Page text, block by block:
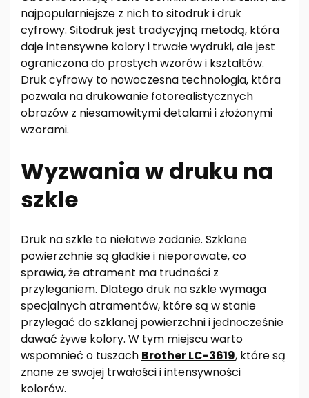
najpopularniejsze z nich to sitodruk i druk
cyfrowy. Sitodruk jest tradycyjną metodą, która
daje intensywne kolory i trwałe wydruki, ale jest
ograniczona do prostych wzorów i kształtów.
Druk cyfrowy to nowoczesna technologia, która
pozwala na drukowanie fotorealistycznych
obrazów z niesamowitymi detalami i złożonymi
wzorami.
Wyzwania w druku na
szkle
Druk na szkle to niełatwe zadanie. Szklane
powierzchnie są gładkie i nieporowate, co
sprawia, że atrament ma trudności z
przyleganiem. Dlatego druk na szkle wymaga
specjalnych atramentów, które są w stanie
przylegać do szklanej powierzchni i jednocześnie
dawać żywe kolory. W tym miejscu warto
wspomnieć o tuszach Brother LC-3619, które są
znane ze swojej trwałości i intensywności
kolorów.